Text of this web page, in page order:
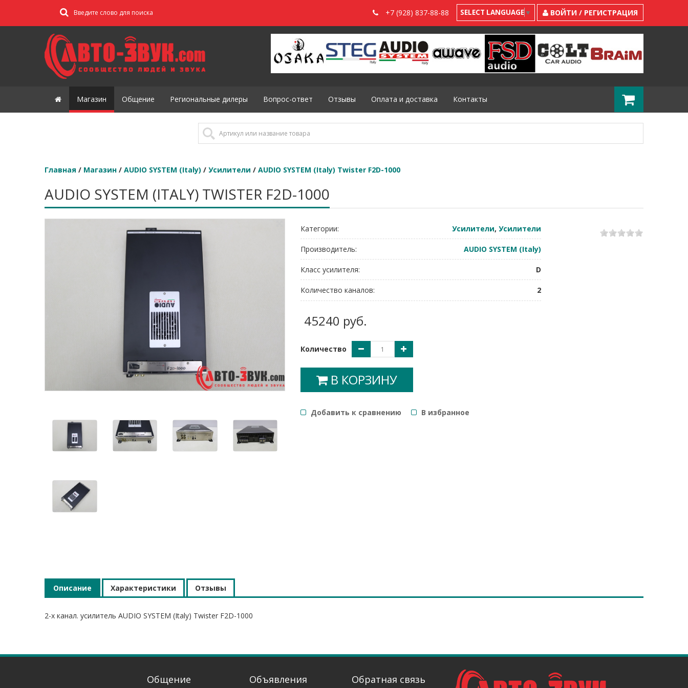
+7 (928) 837-88-88 SELECT LANGUAGE ▼ ВОЙТИ / РЕГИСТРАЦИЯ
Магазин Общение Региональные дилеры Вопрос-ответ Отзывы Оплата и доставка Контакты
Главная / Магазин / AUDIO SYSTEM (Italy) / Усилители / AUDIO SYSTEM (Italy) Twister F2D-1000
AUDIO SYSTEM (ITALY) TWISTER F2D-1000
Категории: Усилители, Усилители
Производитель: AUDIO SYSTEM (Italy)
Класс усилителя: D
Количество каналов: 2
45240 руб.
Количество
В КОРЗИНУ
Добавить к сравнению B избранное
1 2 3 4 5
Описание Характеристики Отзывы
2-х канал. усилитель AUDIO SYSTEM (Italy) Twister F2D-1000
Общение Объявления Обратная связь